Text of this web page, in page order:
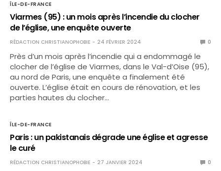
ÎLE-DE-FRANCE
Viarmes (95) : un mois après l’incendie du clocher
de l’église, une enquête ouverte
RÉDACTION CHRISTIANOPHOBIE 24 FÉVRIER 2024 0
Près d’un mois après l’incendie qui a endommagé le
clocher de l’église de Viarmes, dans le Val-d’Oise (95),
au nord de Paris, une enquête a finalement été
ouverte. L’église était en cours de rénovation, et les
parties hautes du clocher…
ÎLE-DE-FRANCE
Paris : un pakistanais dégrade une église et agresse
le curé
RÉDACTION CHRISTIANOPHOBIE 27 JANVIER 2024 0